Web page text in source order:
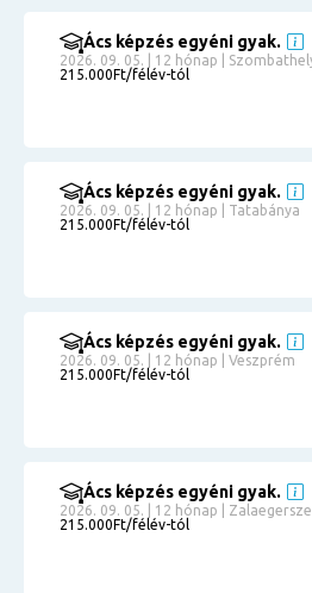
Ács képzés egyéni gyak.
2026. 09. 05. | 12 hónap |
215.000Ft/félév-tól
Ács képzés egyéni gyak.
2026. 09. 05. | 12 hónap | Tatabánya
215.000Ft/félév-tól
Ács képzés egyéni gyak.
2026. 09. 05. | 12 hónap | Veszprém
215.000Ft/félév-tól
Ács képzés egyéni gyak.
2026. 09. 05. | 12 hónap |
215.000Ft/félév-tól